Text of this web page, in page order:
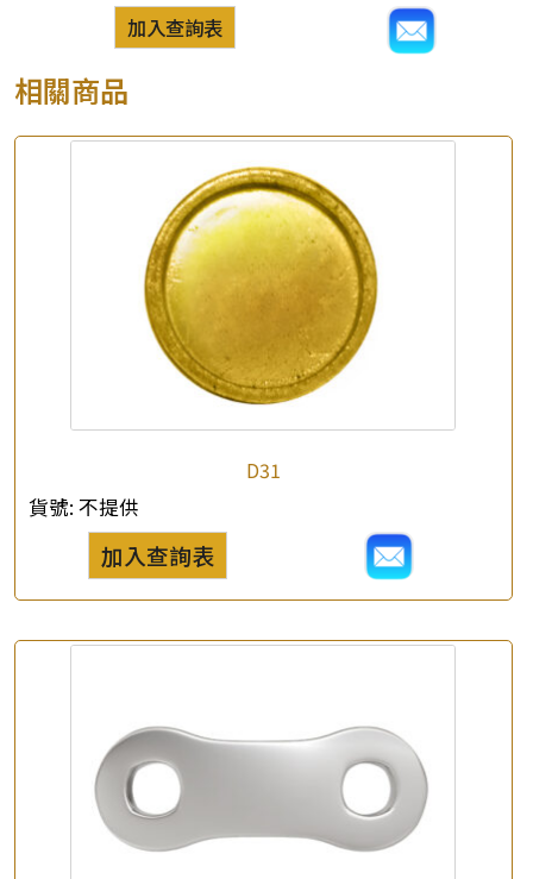
*你的名字
公司名稱
e-mail
加入查詢表
相關商品
D31
貨號: 不提供
加入查詢表